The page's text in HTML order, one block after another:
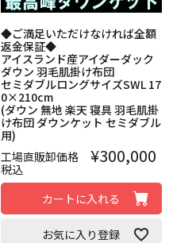
◆ご満足いただけなければ全額
返金保証◆
アイスランド産アイダーダック
ダウン 羽毛肌掛け布団
セミダブルロングサイズSWL 17
0×210cm
(ダウン 無地 楽天 寝具 羽毛肌掛
け布団 ダウンケット セミダブル
用)
工場直販卸価格
¥300,000
税込
カートに入れる
お気に入り登録